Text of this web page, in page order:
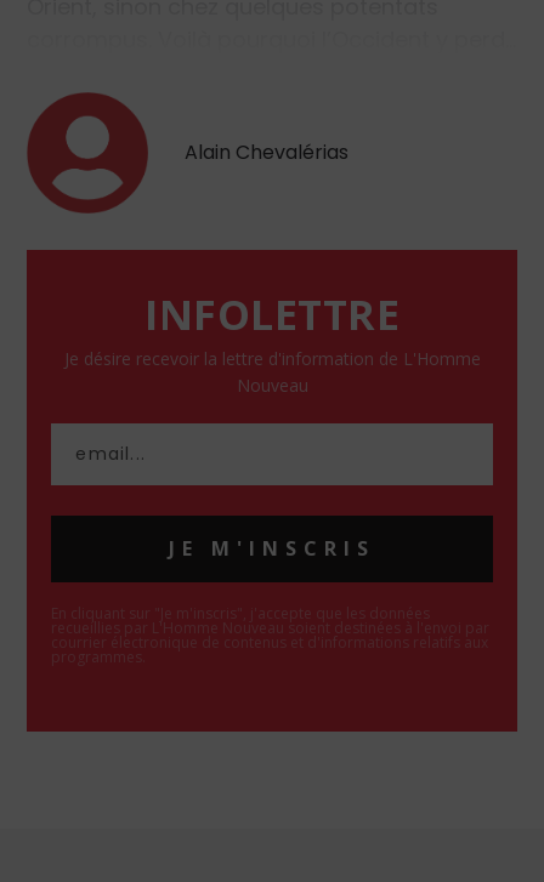
Alain Chevalérias
INFOLETTRE
Je désire recevoir la lettre d'information de L'Homme
Nouveau
JE M'INSCRIS
En cliquant sur "Je m'inscris", j'accepte que les données
recueillies par L'Homme Nouveau soient destinées à l'envoi par
courrier électronique de contenus et d'informations relatifs aux
programmes.